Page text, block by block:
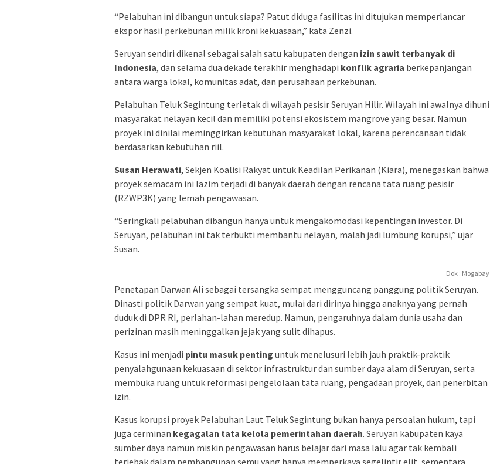
“Pelabuhan ini dibangun untuk siapa? Patut diduga fasilitas ini ditujukan memperlancar
ekspor hasil perkebunan milik kroni kekuasaan,” kata Zenzi.
Seruyan sendiri dikenal sebagai salah satu kabupaten dengan izin sawit terbanyak di
Indonesia, dan selama dua dekade terakhir menghadapi konflik agraria berkepanjangan
antara warga lokal, komunitas adat, dan perusahaan perkebunan.
Pelabuhan Teluk Segintung terletak di wilayah pesisir Seruyan Hilir. Wilayah ini awalnya dihuni
masyarakat nelayan kecil dan memiliki potensi ekosistem mangrove yang besar. Namun
proyek ini dinilai meminggirkan kebutuhan masyarakat lokal, karena perencanaan tidak
berdasarkan kebutuhan riil.
Susan Herawati, Sekjen Koalisi Rakyat untuk Keadilan Perikanan (Kiara), menegaskan bahwa
proyek semacam ini lazim terjadi di banyak daerah dengan rencana tata ruang pesisir
(RZWP3K) yang lemah pengawasan.
“Seringkali pelabuhan dibangun hanya untuk mengakomodasi kepentingan investor. Di
Seruyan, pelabuhan ini tak terbukti membantu nelayan, malah jadi lumbung korupsi,” ujar
Susan.
Dok : Mogabay
Penetapan Darwan Ali sebagai tersangka sempat mengguncang panggung politik Seruyan.
Dinasti politik Darwan yang sempat kuat, mulai dari dirinya hingga anaknya yang pernah
duduk di DPR RI, perlahan-lahan meredup. Namun, pengaruhnya dalam dunia usaha dan
perizinan masih meninggalkan jejak yang sulit dihapus.
Kasus ini menjadi pintu masuk penting untuk menelusuri lebih jauh praktik-praktik
penyalahgunaan kekuasaan di sektor infrastruktur dan sumber daya alam di Seruyan, serta
membuka ruang untuk reformasi pengelolaan tata ruang, pengadaan proyek, dan penerbitan
izin.
Kasus korupsi proyek Pelabuhan Laut Teluk Segintung bukan hanya persoalan hukum, tapi
juga cerminan kegagalan tata kelola pemerintahan daerah. Seruyan kabupaten kaya
sumber daya namun miskin pengawasan harus belajar dari masa lalu agar tak kembali
terjebak dalam pembangunan semu yang hanya memperkaya segelintir elit, sementara